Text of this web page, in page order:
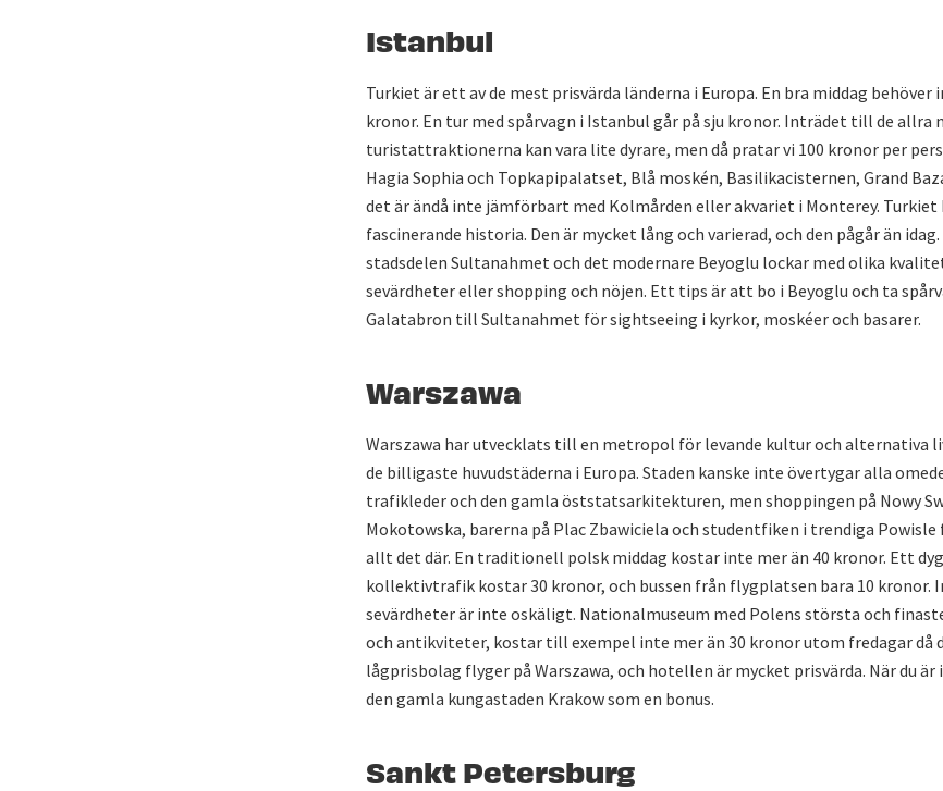
Istanbul
Turkiet är ett av de mest prisvärda länderna i Europa. En bra middag behöver
kronor. En tur med spårvagn i Istanbul går på sju kronor. Inträdet till de allra
turistattraktionerna kan vara lite dyrare, men då pratar vi 100 kronor per
Hagia Sophia och Topkapipalatset, Blå moskén, Basilikacisternen, Grand
det är ändå inte jämförbart med Kolmården eller akvariet i Monterey.
fascinerande historia. Den är mycket lång och varierad, och den pågår än
stadsdelen Sultanahmet och det modernare Beyoglu lockar med olika
sevärdheter eller shopping och nöjen. Ett tips är att bo i Beyoglu och ta
Galatabron till Sultanahmet för sightseeing i kyrkor, moskéer och basarer.
Warszawa
Warszawa har utvecklats till en metropol för levande kultur och alternativa
de billigaste huvudstäderna i Europa. Staden kanske inte övertygar alla
trafikleder och den gamla öststatsarkitekturen, men shoppingen på Nowy
Mokotowska, barerna på Plac Zbawiciela och studentfiken i trendiga
allt det där. En traditionell polsk middag kostar inte mer än 40 kronor. Ett
kollektivtrafik kostar 30 kronor, och bussen från flygplatsen bara 10 kronor.
sevärdheter är inte oskäligt. Nationalmuseum med Polens största och
och antikviteter, kostar till exempel inte mer än 30 kronor utom fredagar då
lågprisbolag flyger på Warszawa, och hotellen är mycket prisvärda. När du är
den gamla kungastaden Krakow som en bonus.
Sankt Petersburg